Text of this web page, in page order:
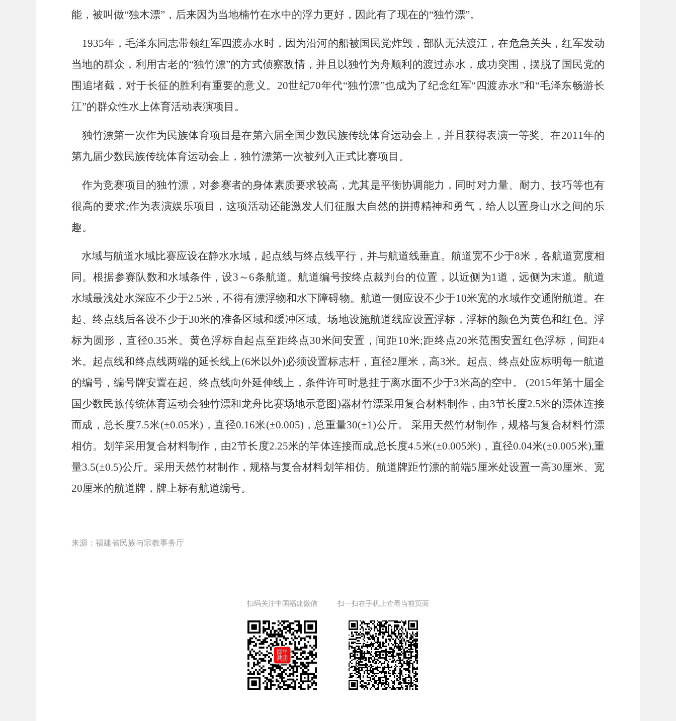
能，被叫做“独木漂”，后来因为当地楠竹在水中的浮力更好，因此有了现在的“独竹漂”。
1935年，毛泽东同志带领红军四渡赤水时，因为沿河的船被国民党炸毁，部队无法渡江，在危急关头，红军发动
当地的群众，利用古老的“独竹漂”的方式侦察敌情，并且以独竹为舟顺利的渡过赤水，成功突围，摆脱了国民党的
围追堵截，对于长征的胜利有重要的意义。20世纪70年代“独竹漂”也成为了纪念红军“四渡赤水”和“毛泽东畅游长
江”的群众性水上体育活动表演项目。
独竹漂第一次作为民族体育项目是在第六届全国少数民族传统体育运动会上，并且获得表演一等奖。在2011年的
第九届少数民族传统体育运动会上，独竹漂第一次被列入正式比赛项目。
作为竞赛项目的独竹漂，对参赛者的身体素质要求较高，尤其是平衡协调能力，同时对力量、耐力、技巧等也有
很高的要求;作为表演娱乐项目，这项活动还能激发人们征服大自然的拼搏精神和勇气，给人以置身山水之间的乐
趣。
水域与航道水域比赛应设在静水水域，起点线与终点线平行，并与航道线垂直。航道宽不少于8米，各航道宽度相
同。根据参赛队数和水域条件，设3～6条航道。航道编号按终点裁判台的位置，以近侧为1道，远侧为末道。航道
水域最浅处水深应不少于2.5米，不得有漂浮物和水下障碍物。航道一侧应设不少于10米宽的水域作交通附航道。在
起、终点线后各设不少于30米的准备区域和缓冲区域。场地设施航道线应设置浮标，浮标的颜色为黄色和红色。浮
标为圆形，直径0.35米。黄色浮标自起点至距终点30米间安置，间距10米;距终点20米范围安置红色浮标，间距4
米。起点线和终点线两端的延长线上(6米以外)必须设置标志杆，直径2厘米，高3米。起点、终点处应标明每一航道
的编号，编号牌安置在起、终点线向外延伸线上，条件许可时悬挂于离水面不少于3米高的空中。 (2015年第十届全
国少数民族传统体育运动会独竹漂和龙舟比赛场地示意图)器材竹漂采用复合材料制作，由3节长度2.5米的漂体连接
而成，总长度7.5米(±0.05米)，直径0.16米(±0.005)，总重量30(±1)公斤。 采用天然竹材制作，规格与复合材料竹漂
相仿。划竿采用复合材料制作，由2节长度2.25米的竿体连接而成,总长度4.5米(±0.005米)，直径0.04米(±0.005米),重
量3.5(±0.5)公斤。采用天然竹材制作，规格与复合材料划竿相仿。航道牌距竹漂的前端5厘米处设置一高30厘米、宽
20厘米的航道牌，牌上标有航道编号。
来源：福建省民族与宗教事务厅
扫码关注中国福建微信 扫一扫在手机上查看当前页面